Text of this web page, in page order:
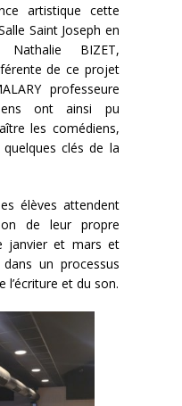
artistique cette
Saint Joseph en
BIZET,
de ce projet
professeure
ont ainsi pu
les comédiens,
clés de la
élèves attendent
de leur propre
janvier et mars et
un processus
et du son.